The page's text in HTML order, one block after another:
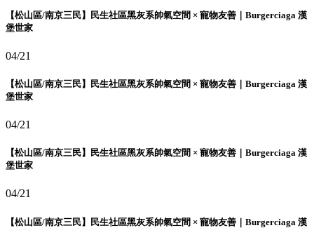
【松山區/南京三民】民生社區黑灰系帥氣空間 × 寵物友善｜Burgerciaga 漢
堡世家
04/21
【松山區/南京三民】民生社區黑灰系帥氣空間 × 寵物友善｜Burgerciaga 漢
堡世家
04/21
【松山區/南京三民】民生社區黑灰系帥氣空間 × 寵物友善｜Burgerciaga 漢
堡世家
04/21
【松山區/南京三民】民生社區黑灰系帥氣空間 × 寵物友善｜Burgerciaga 漢